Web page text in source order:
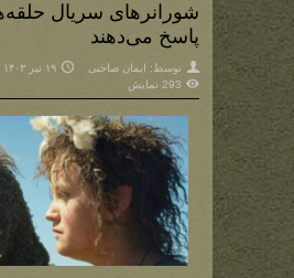
شورانرهای سریال
پاسخ می‌دهند
توسط: ایمان صاحبی ۱۹ تیر ۱۴۰۳
293 نمایش